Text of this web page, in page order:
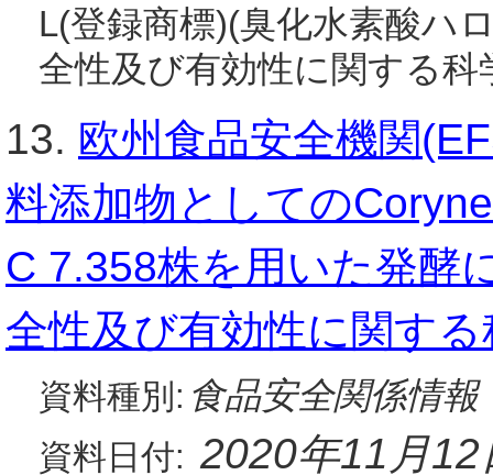
L(登録商標)(臭化水素酸ハ
全性及び有効性に関する科
13. 欧州食品安全機関
料添加物としての
C 7.358株を用いた発酵
全性及び有効性に関す
資料種別: 食品安全関係情報
資料日付: 2020年11月12